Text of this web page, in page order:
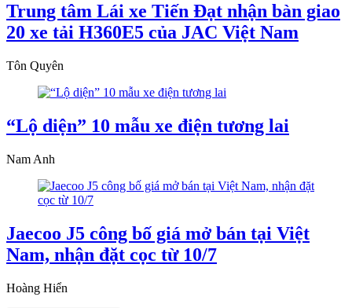
Trung tâm Lái xe Tiến Đạt nhận bàn giao
20 xe tải H360E5 của JAC Việt Nam
Tôn Quyên
“Lộ diện” 10 mẫu xe điện tương lai
Nam Anh
Jaecoo J5 công bố giá mở bán tại Việt
Nam, nhận đặt cọc từ 10/7
Hoàng Hiển